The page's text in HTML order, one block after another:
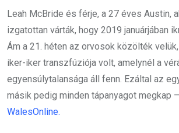
Leah McBride és férje, a 27 éves Austin,
izgatottan várták, hogy 2019 januárjában
Ám a 21. héten az orvosok közölték
iker-iker transzfúziója volt, amelynél a
egyensúlytalansága áll fenn. Ezáltal az
másik pedig minden tápanyagot megkap
WalesOnline.